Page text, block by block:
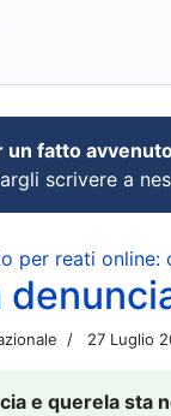
un fatto
scrivere a
per reati online:
27 Luglio
e querela sta